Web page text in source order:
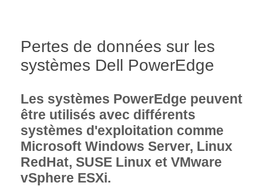
Pertes de données sur les
systèmes Dell PowerEdge
Les systèmes PowerEdge peuvent
être utilisés avec différents
systèmes d'exploitation comme
Microsoft Windows Server, Linux
RedHat, SUSE Linux et VMware
vSphere ESXi.